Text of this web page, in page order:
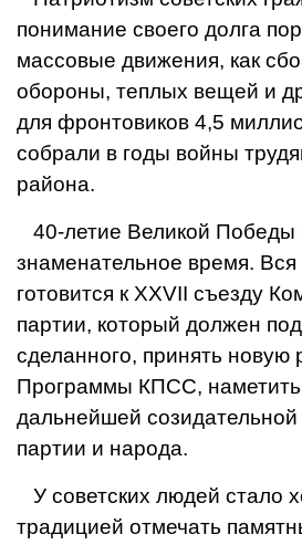
понимание своего долга
массовые движения, как
обороны, теплых вещей и
для фронтовиков 4,5
собрали в годы войны
района.
40-летие Великой Победы
знаменательное время. Вся
готовится к XXVII съезду
партии, который должен
сделанного, принять новую
Программы КПСС,
дальнейшей созидательной
партии и народа.
У советских людей стало
традицией отмечать